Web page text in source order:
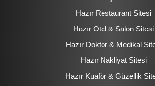
Hazır Restaurant Sitesi
Hazır Otel & Salon Sitesi
Hazır Doktor & Medikal
Hazır Nakliyat Sitesi
Hazır Kuaför & Güzellik